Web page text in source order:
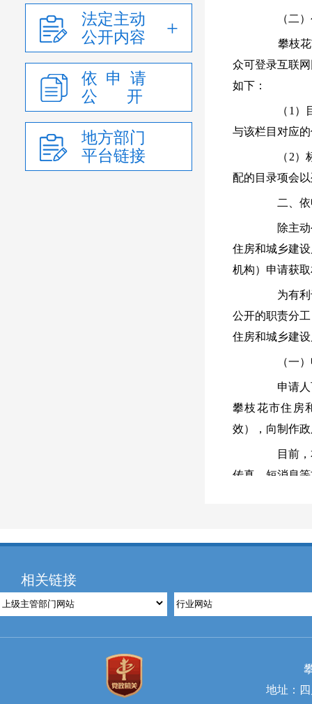
法定主动
公开内容
依 申 请
公 开
地方部门
平台链接
（二）
攀枝花市
众可登录互联
如下：
（1）目
与该栏目对应
（2）标
配的目录项会
二、依
除主动公
住房和城乡建
机构）申请获
为有利于
公开的职责分
住房和城乡建
（一）
申请人可
攀枝花市住房
效），向制作
目前，本
传真、短消息
1.申请表
3.尽量详
号或者其他有
（三）
相关链接
地址：